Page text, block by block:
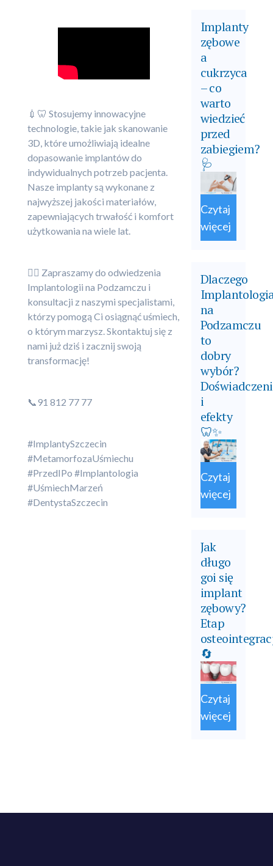
💉🦷 Stosujemy innowacyjne
technologie, takie jak skanowanie
3D, które umożliwiają idealne
dopasowanie implantów do
indywidualnych potrzeb pacjenta.
Nasze implanty są wykonane z
najwyższej jakości materiałów,
zapewniających trwałość i komfort
użytkowania na wiele lat.
👩‍⚕️ Zapraszamy do odwiedzenia
Implantologii na Podzamczu i
konsultacji z naszymi specjalistami,
którzy pomogą Ci osiągnąć uśmiech,
o którym marzysz. Skontaktuj się z
nami już dziś i zacznij swoją
transformację!
📞91 812 77 77
#ImplantySzczecin
#MetamorfozaUśmiechu
#PrzedIPo #Implantologia
#UśmiechMarzeń
#DentystaSzczecin
Implanty
zębowe
a
cukrzyca
– co
warto
wiedzieć
przed
zabiegiem?
🩺
Czytaj
więcej
Dlaczego
na
Podzamczu
to
dobry
wybór?
i
efekty
🦷✨
Czytaj
więcej
Jak
długo
goi się
implant
zębowy?
Etap
🔄
Czytaj
więcej